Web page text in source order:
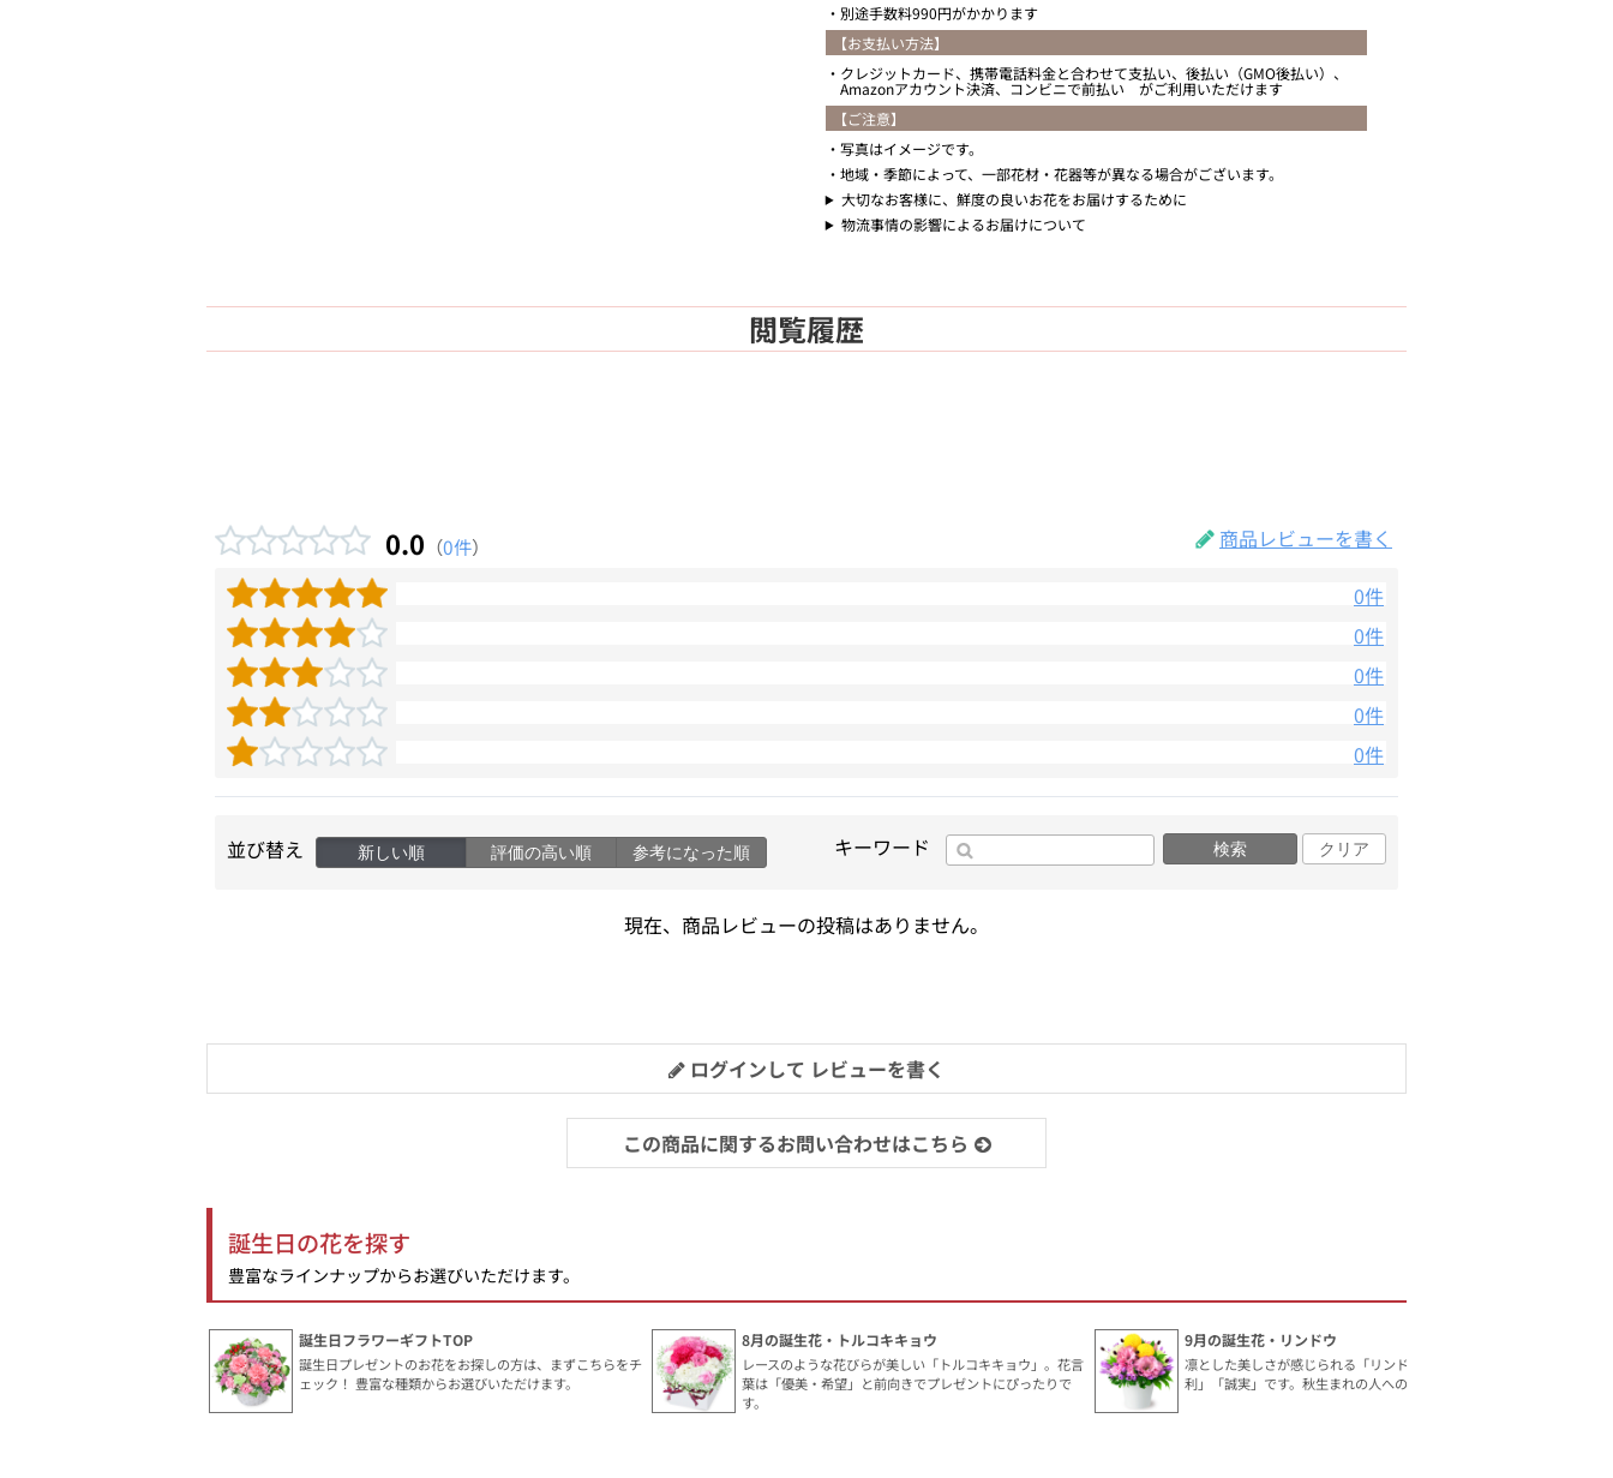
別途手数料990円がかかります
【お支払い方法】
クレジットカード、携帯電話料金と合わせて支払い、後払い（GMO後払い）、
Amazonアカウント決済、コンビニで前払い がご利用いただけます
【ご注意】
写真はイメージです。
地域・季節によって、一部花材・花器等が異なる場合がございます。
大切なお客様に、鮮度の良いお花をお届けするために
物流事情の影響によるお届けについて
閲覧履歴
0.0 （0件）
商品レビューを書く
0件
0件
0件
0件
0件
並び替え 新しい順 評価の高い順 参考になった順 キーワード 検索 クリア
現在、商品レビューの投稿はありません。
ログインして レビューを書く
この商品に関するお問い合わせはこちら
誕生日の花を探す
豊富なラインナップからお選びいただけます。
誕生日フラワーギフトTOP
誕生日プレゼントのお花をお探しの方は、まずこちらをチ
ェック！ 豊富な種類からお選びいただけます。
8月の誕生花・トルコキキョウ
レースのような花びらが美しい「トルコキキョウ」。花言
葉は「優美・希望」と前向きでプレゼントにぴったりで
す。
9月の誕生花・リンドウ
凛とした美しさが感じられる「リンドウ」。花言葉は「勝
利」「誠実」です。秋生まれの人へのギフトにおすすめ。